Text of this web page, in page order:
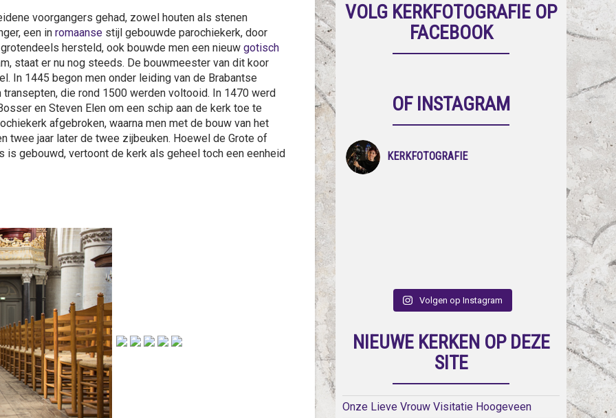
voorgangers gehad, zowel houten als stenen
een in romaanse stijl gebouwde parochiekerk, door
hersteld, ook bouwde men een nieuw gotisch
staat er nu nog steeds. De bouwmeester van dit koor
In 1445 begon men onder leiding van de Brabantse
die rond 1500 werden voltooid. In 1470 werd
en Steven Elen om een schip aan de kerk toe te
afgebroken, waarna men met de bouw van het
twee jaar later de twee zijbeuken. Hoewel de Grote of
gebouwd, vertoont de kerk als geheel toch een eenheid
VOLG KERKFOTOGRAFIE OP
FACEBOOK
OF INSTAGRAM
KERKFOTOGRAFIE
Volgen op Instagram
NIEUWE KERKEN OP DEZE
SITE
Onze Lieve Vrouw Visitatie Hoogeveen